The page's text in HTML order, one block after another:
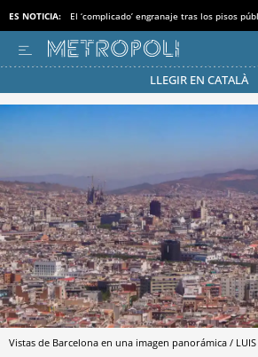
ES NOTICIA: El ‘complicado’ engranaje tras los pisos
LLEGIR EN CATALÀ
Pásate al MODO AHORRO
Vistas de Barcelona en una imagen panorámica / LUIS